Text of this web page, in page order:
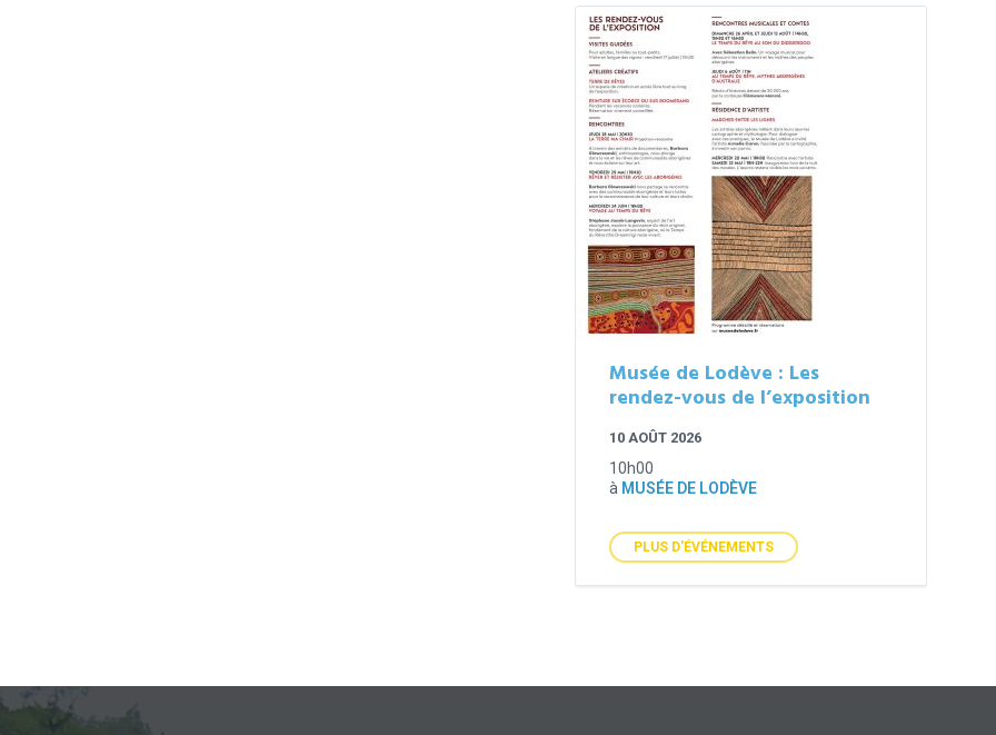
Musée de Lodève : Les
rendez-vous de l’exposition
10 AOÛT 2026
10h00
à MUSÉE DE LODÈVE
PLUS D'ÉVÉNEMENTS